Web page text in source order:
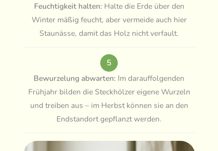
Feuchtigkeit halten: Halte die Erde über den
Winter mäßig feucht, aber vermeide auch hier
Staunässe, damit das Holz nicht verfault.
5
Bewurzelung abwarten: Im darauffolgenden
Frühjahr bilden die Steckhölzer eigene Wurzeln
und treiben aus – im Herbst können sie an den
Endstandort gepflanzt werden.